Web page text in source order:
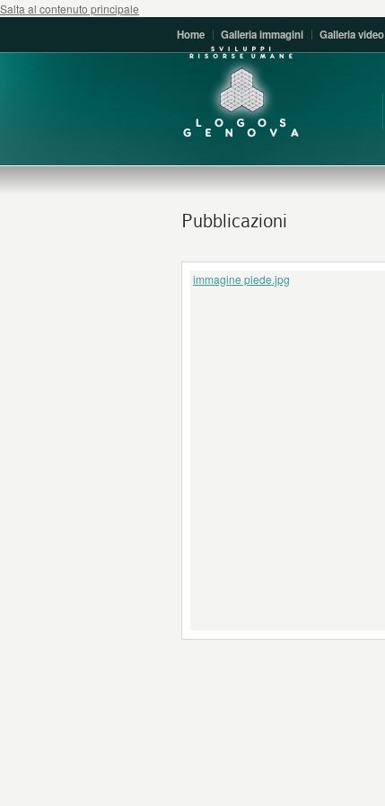
Salta al contenuto principale
Home
Galleria immagini Galleria video
Pubblicazioni
immagine piede.jpg